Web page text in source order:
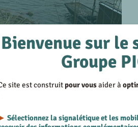
Bienvenue sur le
Groupe
site est construitpour vousaider à
► Sélectionnez la signalétique et les